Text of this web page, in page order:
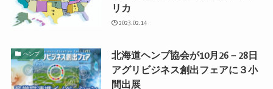
リカ
2023.02.14
ヘンプ
北海道ヘンプ協会が10月26－28日
アグリビジネス創出フェアに３小
間出展